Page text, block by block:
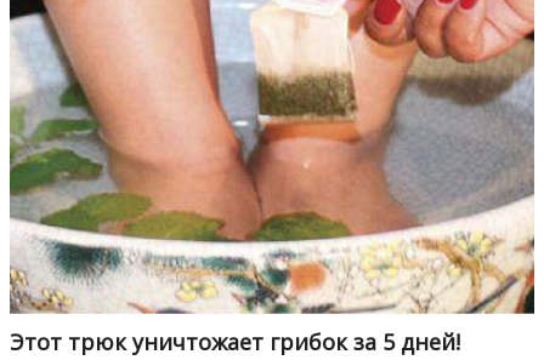
Этот трюк уничтожает грибок за 5 дней!